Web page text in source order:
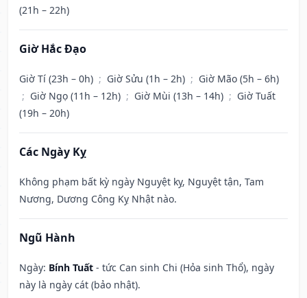
(21h – 22h)
Giờ Hắc Đạo
Giờ Tí (23h – 0h) ; Giờ Sửu (1h – 2h) ; Giờ Mão (5h – 6h)
; Giờ Ngọ (11h – 12h) ; Giờ Mùi (13h – 14h) ; Giờ Tuất
(19h – 20h)
Các Ngày Kỵ
Không phạm bất kỳ ngày Nguyệt kỵ, Nguyệt tận, Tam
Nương, Dương Công Kỵ Nhật nào.
Ngũ Hành
Ngày: Bính Tuất - tức Can sinh Chi (Hỏa sinh Thổ), ngày
này là ngày cát (bảo nhật).